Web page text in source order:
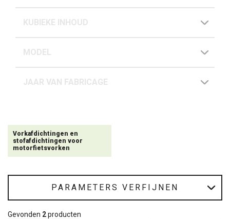
KUBIEKE INHOUD
MODEL
JAAR VAN FABRICAGE
Vorkafdichtingen en
stofafdichtingen voor
motorfietsvorken
PARAMETERS VERFIJNEN
Gevonden 2producten